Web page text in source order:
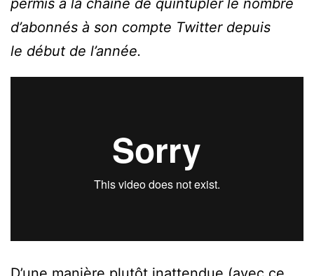
d’abonnés à son compte Twitter depuis
le début de l’année.